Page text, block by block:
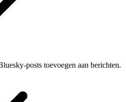
posts toevoegen aan berichten.